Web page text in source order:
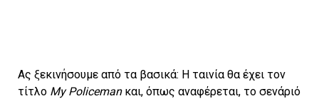
Ας ξεκινήσουμε από τα βασικά: Η ταινία θα έχει τον
τίτλο My Policemanκαι, όπως αναφέρεται, το σενάριό